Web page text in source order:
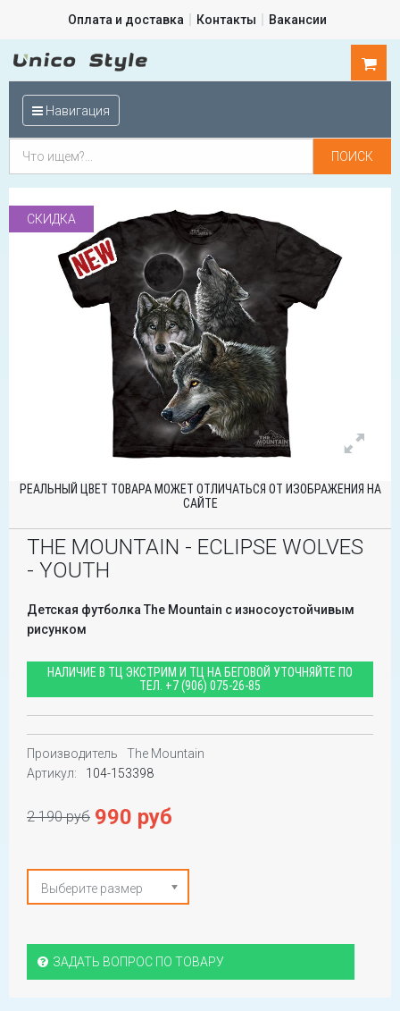
Оплата и доставка Контакты Вакансии
Навигация
СКИДКА
РЕАЛЬНЫЙ ЦВЕТ ТОВАРА МОЖЕТ ОТЛИЧАТЬСЯ ОТ ИЗОБРАЖЕНИЯ НА
САЙТЕ
THE MOUNTAIN - ECLIPSE WOLVES
- YOUTH
Детская футболка The Mountain с износоустойчивым
рисунком
НАЛИЧИЕ В ТЦ ЭКСТРИМ И ТЦ НА БЕГОВОЙ УТОЧНЯЙТЕ ПО
ТЕЛ. +7 (906) 075-26-85
Производитель
The Mountain
Артикул:
104-153398
2 190 руб 990 руб
Выберите размер
ЗАДАТЬ ВОПРОС ПО ТОВАРУ